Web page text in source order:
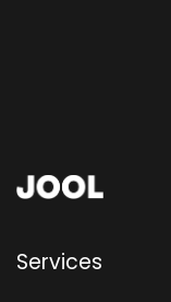
Services